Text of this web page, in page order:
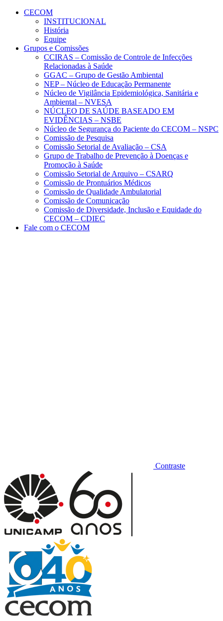
Conteúdo principal
CECOM
INSTITUCIONAL
História
Equipe
Grupos e Comissões
CCIRAS – Comissão de Controle de Infecções
Relacionadas à Saúde
GGAC – Grupo de Gestão Ambiental
NEP – Núcleo de Educação Permanente
Núcleo de Vigilância Epidemiológica, Sanitária e
Ambiental – NVESA
NÚCLEO DE SAÚDE BASEADO EM
EVIDÊNCIAS – NSBE
Núcleo de Segurança do Paciente do CECOM – NSPC
Comissão de Pesquisa
Comissão Setorial de Avaliação – CSA
Grupo de Trabalho de Prevenção à Doenças e
Promoção à Saúde
Comissão Setorial de Arquivo – CSARQ
Comissão de Prontuários Médicos
Comissão de Qualidade Ambulatorial
Comissão de Comunicação
Comissão de Diversidade, Inclusão e Equidade do
CECOM – CDIEC
Fale com o CECOM
Contraste